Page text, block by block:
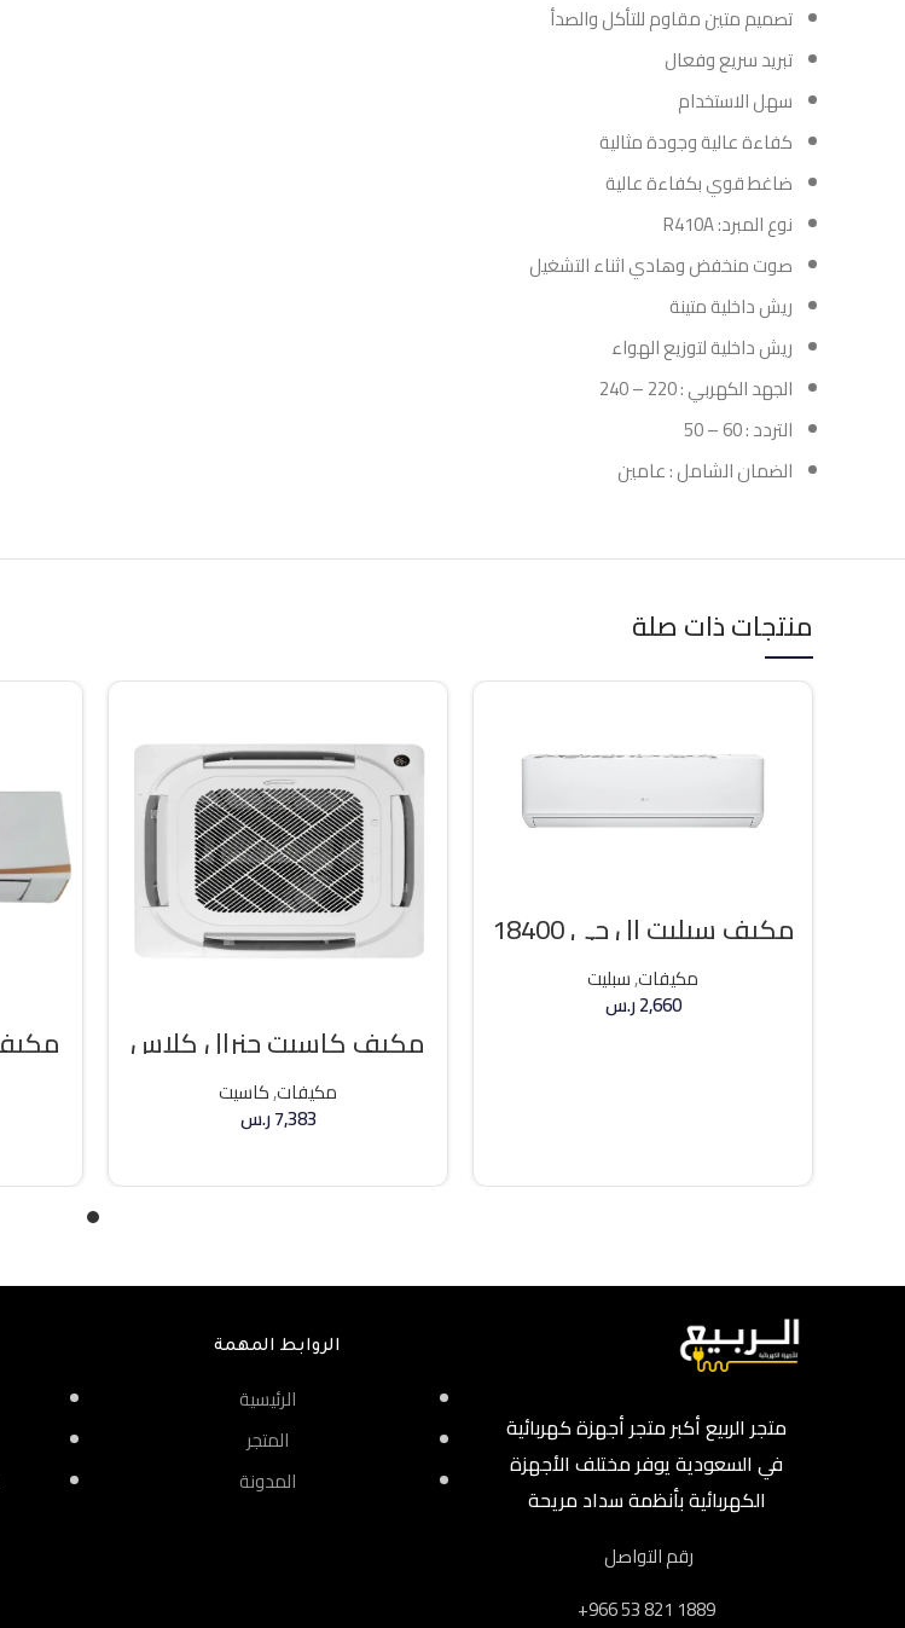
تصميم متين مقاوم للتأكل والصدأ
تبريد سريع وفعال
سهل الاستخدام
كفاءة عالية وجودة مثالية
ضاغط قوي بكفاءة عالية
نوع المبرد: R410A
صوت منخفض وهادي اثناء التشغيل
ريش داخلية متينة
ريش داخلية لتوزيع الهواء
الجهد الكهربي : 220 – 240
التردد : 60 – 50
الضمان الشامل : عامين
منتجات ذات صلة
مكيف سبليت ال جي 18400 وحده بارد
مكيفات,سبليت
2,660ر.س
مكيف كاسيت جنرال كلاس
36000 وحده حار / بارد
مكيفات,كاسيت
7,383ر.س
متجر الربيع أكبر متجر أجهزة كهربائية
في السعودية يوفر مختلف الأجهزة
الكهربائية بأنظمة سداد مريحة
رقم التواصل
‎+966 53 821 1889
الروابط المهمة
الرئيسية
المتجر
المدونة